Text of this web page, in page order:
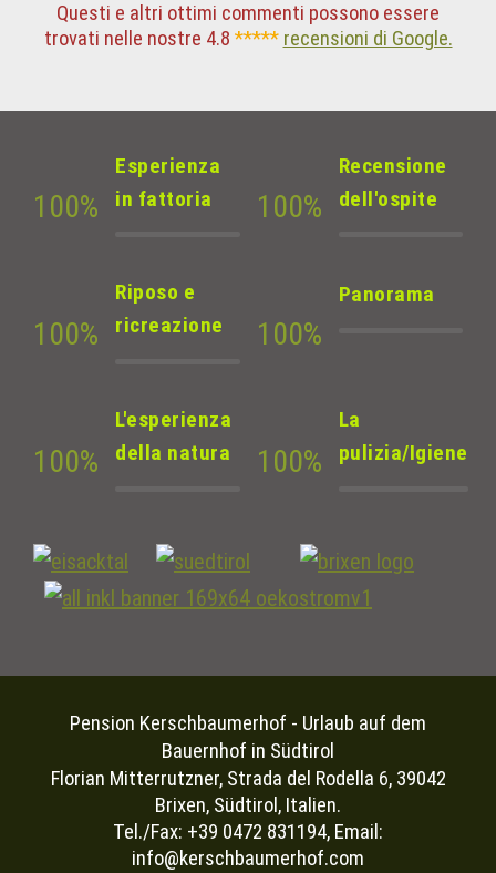
Questi e altri ottimi commenti possono essere
trovati nelle nostre 4.8 ***** recensioni di Google.
100%
Esperienza
in fattoria
100%
Recensione
dell'ospite
100%
Riposo e
ricreazione
100%
Panorama
100%
L'esperienza
della natura
100%
La
pulizia/Igiene
Pension Kerschbaumerhof - Urlaub auf dem
Bauernhof in Südtirol
Florian Mitterrutzner, Strada del Rodella 6, 39042
Brixen, Südtirol, Italien.
Tel./Fax: +39 0472 831194, Email:
info@kerschbaumerhof.com